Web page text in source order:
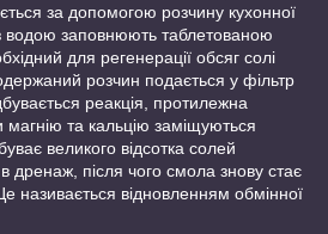
за допомогою розчину кухонної
водою заповнюють таблетованою
для регенерації обсяг солі
розчин подається у фільтр
реакція, протилежна
та кальцію заміщуються
великого відсотка солей
в дренаж, після чого смола знову стає
називається відновленням обмінної